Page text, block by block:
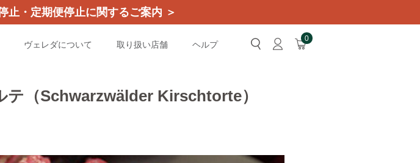
止・定期便停止に関するご案内 ＞
0
ヴェレダについて 取り扱い店舗 ヘルプ
（Schwarzwälder Kirschtorte）